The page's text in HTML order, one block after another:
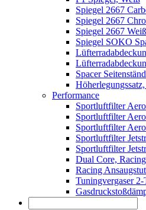
Spiegel 2667
Spiegel 2667
Spiegel 2667 Weiß
Spiegel SOKO
Spacer
Performance
Sportluftfilter
Sportluftfilter
Sportluftfilter
Sportluftfilter
Sportluftfilter
Dual Core,
Racing
Tuningvergaser